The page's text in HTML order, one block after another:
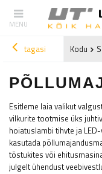
tagasi Kodu
Esitleme laia valikut
vilkurite tootmise üks
hoiatuslambi tihvte ja
kasutada
tõstukites või
julgelt ühendust